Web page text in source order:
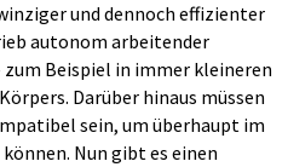
und dennoch effizienter
autonom arbeitender
Beispiel in immer kleineren
Darüber hinaus müssen
sein, um überhaupt im
Nun gibt es einen